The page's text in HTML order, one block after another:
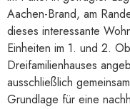
Aachen-Brand, am
dieses interessante
Einheiten im 1. und 2.
Dreifamilienhauses
ausschließlich
Grundlage für eine